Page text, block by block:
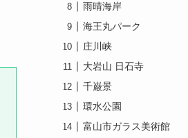
雨晴海岸
海王丸パーク
庄川峡
大岩山 日石寺
千巌景
環水公園
富山市ガラス美術館